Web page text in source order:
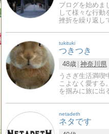
ブログを始めま
して様々な行動
挫折を繰り返し
tukituki
つきつき
48歳 神奈川県
うさぎ生活満喫
こよなく愛する
を掴みに旅に出
netadeth
ネタです